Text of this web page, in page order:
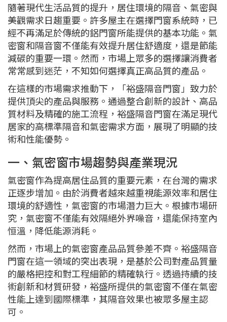
隨著現代生活品質的提升，居住環境的隔音、氣密與
美觀需求日趨重要。許多屋主在選擇門窗系統時，已
經不再滿足於傳統的鋁門窗所能提供的基本功能。氣
密窗和隔音窗不僅能有效提升居住舒適度，還是節能
減碳的重要一環。然而，市場上眾多的選擇讓消費者
常常感到迷茫，不知如何選擇真正高品質的產品。
在這樣的市場需求推動下，「裕盛隔音門窗」致力於
提供頂尖的產品與服務。通過整合創新的設計、高品
質材料及精確的施工流程，裕盛隔音門窗在滿足現代
居家的高標準隔音和氣密需求方面，展現了明顯的技
術和性能優勢。
一、氣密窗市場趨勢與產業現況
氣密窗作為提高居住品質的重要元素，在台灣的需求
正逐步增加。由於消費者越來越重視能源效率和居住
環境的舒適性，氣密窗的市場潛力巨大。根據市場研
究，氣密窗不僅能有效隔絕外界噪音，還能保持室內
恒溫，降低能源消耗。
然而，市場上的氣密窗產品品質參差不齊。裕盛隔音
門窗在這一領域的突出表現，是基於公司對產品質量
的嚴格把控和對工程細節的精確執行。透過持續的技
術創新和材質研發，裕盛所提供的氣密窗不僅在氣密
性能上達到國際標準，其隔音效果也被眾多屋主認
可。